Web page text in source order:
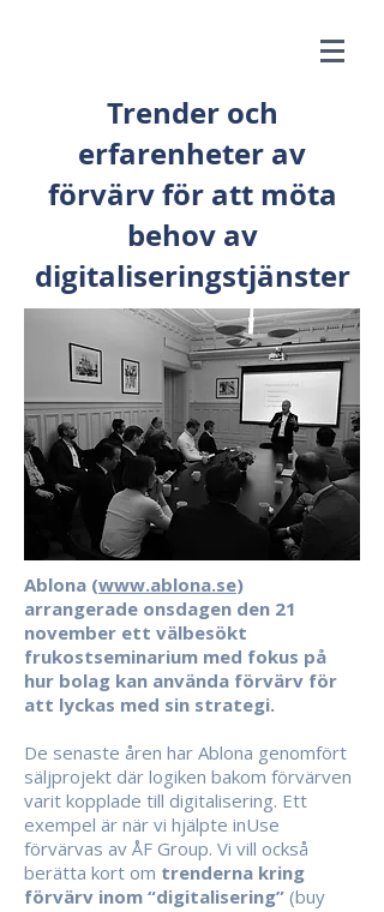
Trender och
erfarenheter av
förvärv för att möta
behov av
digitaliseringstjänster
Ablona (www.ablona.se)
arrangerade onsdagen den 21
november ett välbesökt
frukostseminarium med fokus på
hur bolag kan använda förvärv för
att lyckas med sin strategi.
De senaste åren har Ablona genomfört
säljprojekt där logiken bakom förvärven
varit kopplade till digitalisering. Ett
exempel är när vi hjälpte inUse
förvärvas av ÅF Group. Vi vill också
berätta kort om trenderna kring
förvärv inom “digitalisering” (buy